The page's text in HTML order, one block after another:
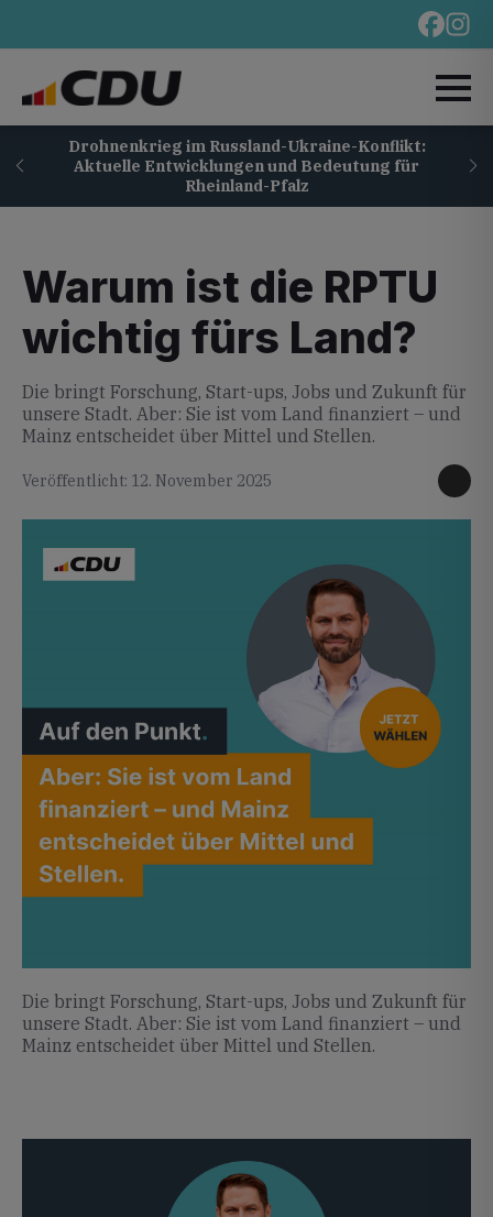
Drohnenkrieg im Russland-Ukraine-Konflikt:
Aktuelle Entwicklungen und Bedeutung für
Rheinland-Pfalz
Warum ist die RPTU
wichtig fürs Land?
Die bringt Forschung, Start-ups, Jobs und Zukunft für
unsere Stadt. Aber: Sie ist vom Land finanziert – und
Mainz entscheidet über Mittel und Stellen.
Veröffentlicht: 12. November 2025
Die bringt Forschung, Start-ups, Jobs und Zukunft für
unsere Stadt. Aber: Sie ist vom Land finanziert – und
Mainz entscheidet über Mittel und Stellen.